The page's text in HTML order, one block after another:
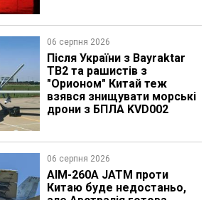
06 серпня 2026
Після України з Bayraktar
TB2 та рашистів з
"Орионом" Китай теж
взявся знищувати морські
дрони з БПЛА KVD002
06 серпня 2026
AIM-260A JATM проти
Китаю буде недостаньо,